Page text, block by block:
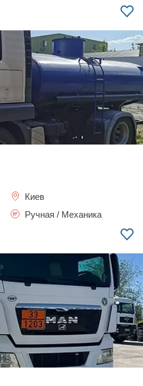
Киев
Ручная / Механика